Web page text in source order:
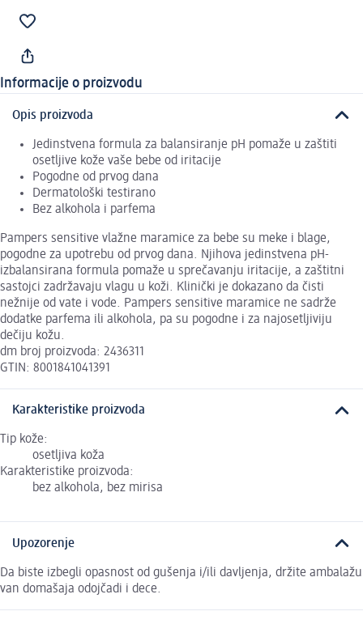
Informacije o proizvodu
Opis proizvoda
Jedinstvena formula za balansiranje pH pomaže u zaštiti
osetljive kože vaše bebe od iritacije
Pogodne od prvog dana
Dermatološki testirano
Bez alkohola i parfema
Pampers sensitive vlažne maramice za bebe su meke i blage,
pogodne za upotrebu od prvog dana. Njihova jedinstvena pH-
izbalansirana formula pomaže u sprečavanju iritacije, a zaštitni
sastojci zadržavaju vlagu u koži. Klinički je dokazano da čisti
nežnije od vate i vode. Pampers sensitive maramice ne sadrže
dodatke parfema ili alkohola, pa su pogodne i za najosetljiviju
dečiju kožu.
dm broj proizvoda: 2436311
GTIN: 8001841041391
Karakteristike proizvoda
Tip kože:
osetljiva koža
Karakteristike proizvoda:
bez alkohola, bez mirisa
Upozorenje
Da biste izbegli opasnost od gušenja i/ili davljenja, držite ambalažu
van domašaja odojčadi i dece.